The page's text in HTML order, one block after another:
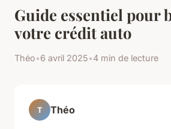
Guide essentiel pour
votre crédit auto
Théo•6 avril 2025•4 min de lecture
T Théo